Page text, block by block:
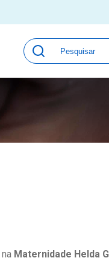
Pronto
Maternidade Helda